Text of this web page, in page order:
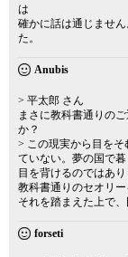
は
確かに話は通じませ
た。
Anubis
> 平太郎 さん
まさに教科書通りの
か？
> この現実から目を
ていない。夢の国で暮
目を背けるのではあ
教科書通りのセオリ
それを踏まえた上で、
forseti